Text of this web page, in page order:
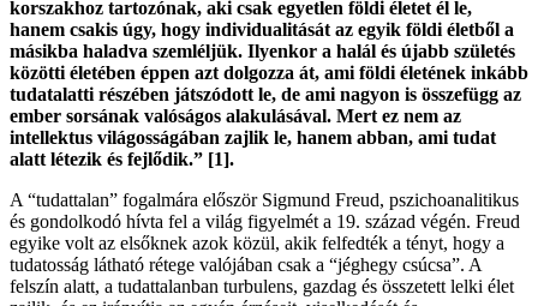
korszakhoz tartozónak, aki csak egyetlen földi életet él le,
hanem csakis úgy, hogy individualitását az egyik földi életből a
másikba haladva szemléljük. Ilyenkor a halál és újabb születés
közötti életében éppen azt dolgozza át, ami földi életének inkább
tudatalatti részében játszódott le, de ami nagyon is összefügg az
ember sorsának valóságos alakulásával. Mert ez nem az
intellektus világosságában zajlik le, hanem abban, ami tudat
alatt létezik és fejlődik.” [1].
A “tudattalan” fogalmára először Sigmund Freud, pszichoanalitikus
és gondolkodó hívta fel a világ figyelmét a 19. század végén. Freud
egyike volt az elsőknek azok közül, akik felfedték a tényt, hogy a
tudatosság látható rétege valójában csak a “jéghegy csúcsa”. A
felszín alatt, a tudattalanban turbulens, gazdag és összetett lelki élet